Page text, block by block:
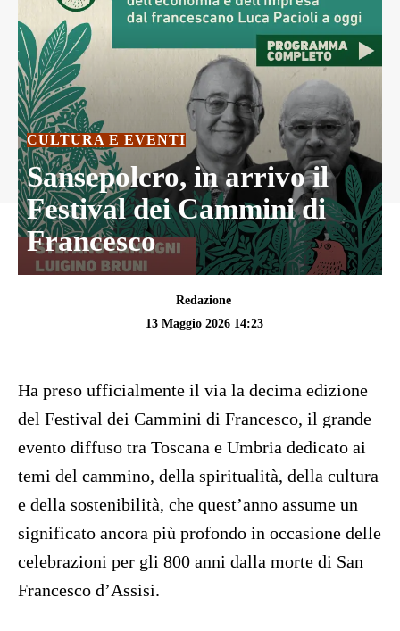
CULTURA E EVENTI
Sansepolcro, in arrivo il
Festival dei Cammini di
Francesco
Redazione
13 Maggio 2026 14:23
Ha preso ufficialmente il via la decima edizione
del Festival dei Cammini di Francesco, il grande
evento diffuso tra Toscana e Umbria dedicato ai
temi del cammino, della spiritualità, della cultura
e della sostenibilità, che quest’anno assume un
significato ancora più profondo in occasione delle
celebrazioni per gli 800 anni dalla morte di San
Francesco d’Assisi.